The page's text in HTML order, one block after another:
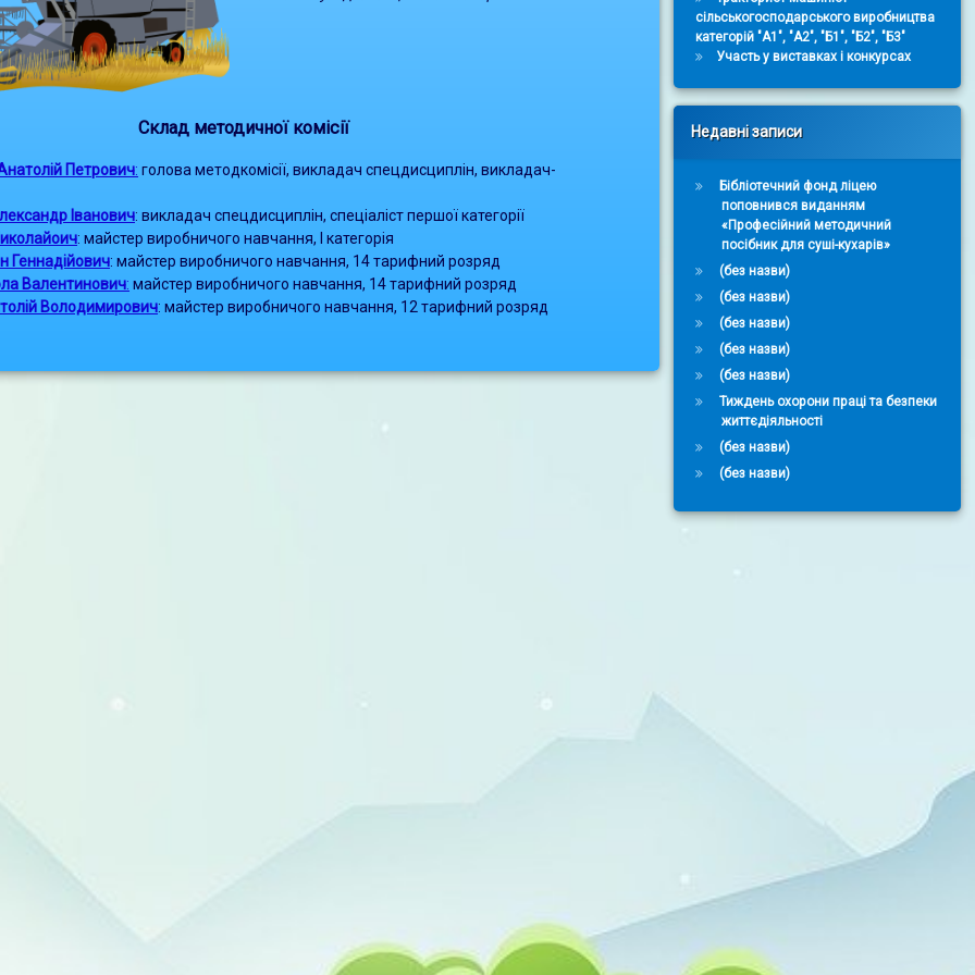
Склад методичної комісії
Петрович: голова методкомісії, викладач спецдисциплін, викладач-
Іванович: викладач спецдисциплін, спеціаліст першої категорії
: майстер виробничого навчання, І категорія
Геннадійович: майстер виробничого навчання, 14 тарифний розряд
Валентинович: майстер виробничого навчання, 14 тарифний розряд
Володимирович: майстер виробничого навчання, 12 тарифний розряд
сільськогосподарського виробництва
категорій "А1", "А2", "Б1", "Б2", "Б3"
Участь у виставках і конкурсах
Недавні записи
Бібліотечний фонд ліцею
поповнився виданням
«Професійний методичний
посібник для суші-кухарів»
(без назви)
(без назви)
(без назви)
(без назви)
(без назви)
Тиждень охорони праці та безпеки
життєдіяльності
(без назви)
(без назви)